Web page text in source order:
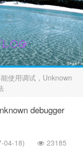
使用调试，Unknown
debugger
04-18)
23185